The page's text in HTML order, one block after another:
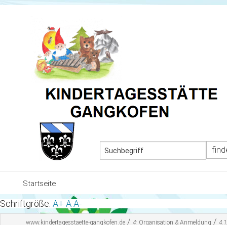
Startseite
Team und Gruppen
Schriftgröße: A+ AA-
www.kindertagesstaette-gangkofen.de / 4: Organisation & Anmeldung /